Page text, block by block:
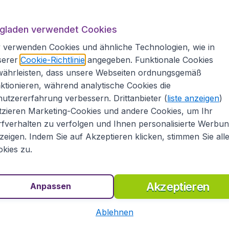
Ihnen?
Restaurant.
verwendet Cookies
verwenden Cookies und ähnliche Technologien, wie in
Cookie-Richtlinieangegeben. Funktionale Cookies
dass unsere Webseiten ordnungsgemäß
während analytische Cookies die
verbessern. Drittanbieter (liste anzeigen)
Marketing-Cookies und andere Cookies, um Ihr
zu verfolgen und Ihnen personalisierte
Indem Sie auf Akzeptieren klicken, stimmen Sie
zu.
Akzeptieren
Anpassen
Ablehnen